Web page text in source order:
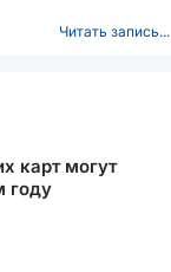
Читать запись...
карт могут
году